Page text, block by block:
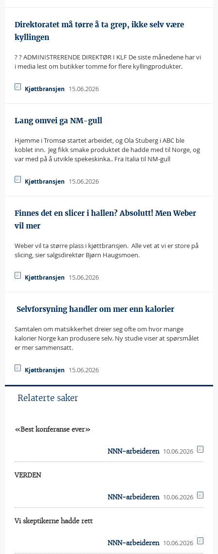
Direktoratet må tørre å ta grep, ikke selv være
kyllingen
? ? ADMINISTRERENDE DIREKTØR I KLF De siste månedene har vi
i media lest om butikker tomme for flere kyllingprodukter.
Kjøttbransjen 15.06.2026
Lang omvei ga NM-gull
Hjemme i Tromsø startet arbeidet, og Ola Stuberg i ABC ble
koblet inn.  Jeg fikk smake produktet de hadde med til Norge, og
var med på å utvikle spekeskinka.. Fra Italia til NM-gull
Kjøttbransjen 15.06.2026
Finnes det en slicer i hallen? Absolutt! Men Weber
vil mer
Weber vil ta større plass i kjøttbransjen.  Alle vet at vi er store på
slicing, sier salgsdirektør Bjørn Haugsmoen.
Kjøttbransjen 15.06.2026
 Selvforsyning handler om mer enn kalorier
Samtalen om matsikkerhet dreier seg ofte om hvor mange
kalorier Norge kan produsere selv. Ny studie viser at spørsmålet
er mer sammensatt.
Kjøttbransjen 15.06.2026
Relaterte saker
«Best konferanse ever»
NNN-arbeideren 10.06.2026
VERDEN
NNN-arbeideren 10.06.2026
Vi skeptikerne hadde rett
NNN-arbeideren 10.06.2026